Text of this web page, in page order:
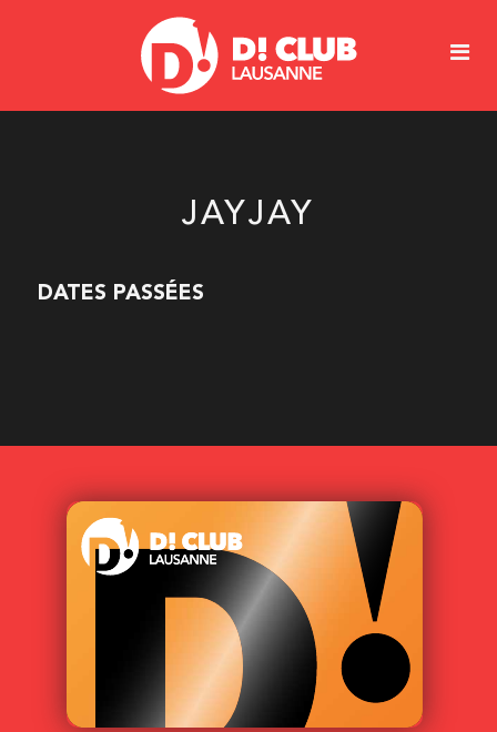
JAYJAY
DATES PASSÉES